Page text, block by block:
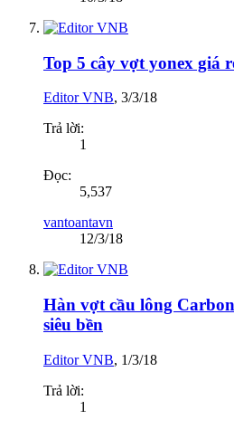
Top 5 cây vợt yonex giá
Editor VNB, 3/3/18
Trả lời:
1
Đọc:
5,537
vantoantavn
12/3/18
Hàn vợt cầu lông
siêu bền
Editor VNB, 1/3/18
Trả lời:
1